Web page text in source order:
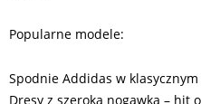
Popularne modele:
Spodnie Addidas w
Dresy z szeroką nogawką – hit